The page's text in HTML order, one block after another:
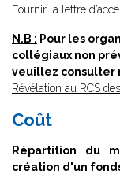
Fournir la lettre
N.B : Pour les
collégiaux non
veuillez consulter
Révélation au RCS
Coût
Répartition du
création d'un